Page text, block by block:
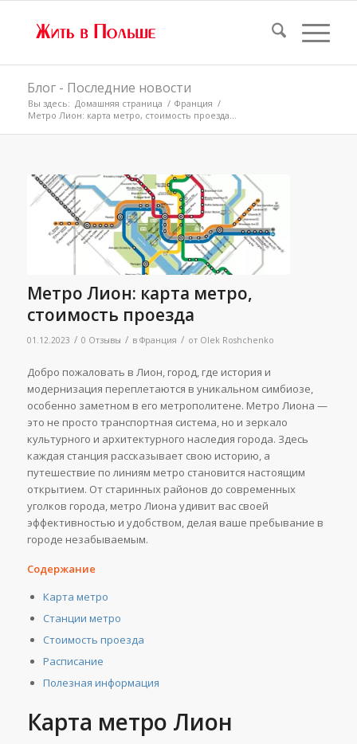
Блог - Последние новости
Вы здесь: Домашняя страница / Франция /
Метро Лион: карта метро, стоимость проезда...
Метро Лион: карта метро,
стоимость проезда
01.12.2023 / 0 Отзывы / в Франция / от Olek Roshchenko
Добро пожаловать в Лион, город, где история и
модернизация переплетаются в уникальном симбиозе,
особенно заметном в его метрополитене. Метро Лиона —
это не просто транспортная система, но и зеркало
культурного и архитектурного наследия города. Здесь
каждая станция рассказывает свою историю, а
путешествие по линиям метро становится настоящим
открытием. От старинных районов до современных
уголков города, метро Лиона удивит вас своей
эффективностью и удобством, делая ваше пребывание в
городе незабываемым.
Содержание
Карта метро
Станции метро
Стоимость проезда
Расписание
Полезная информация
Карта метро Лион